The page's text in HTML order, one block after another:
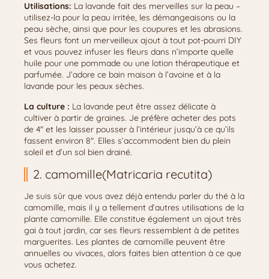
Utilisations: La lavande fait des merveilles sur la peau –
utilisez-la pour la peau irritée, les démangeaisons ou la
peau sèche, ainsi que pour les coupures et les abrasions.
Ses fleurs font un merveilleux ajout à tout pot-pourri DIY
et vous pouvez infuser les fleurs dans n’importe quelle
huile pour une pommade ou une lotion thérapeutique et
parfumée. J’adore ce bain maison à l’avoine et à la
lavande pour les peaux sèches.
La culture : La lavande peut être assez délicate à
cultiver à partir de graines. Je préfère acheter des pots
de 4″ et les laisser pousser à l’intérieur jusqu’à ce qu’ils
fassent environ 8″. Elles s’accommodent bien du plein
soleil et d’un sol bien drainé.
2. camomille(Matricaria recutita)
Je suis sûr que vous avez déjà entendu parler du thé à la
camomille, mais il y a tellement d’autres utilisations de la
plante camomille. Elle constitue également un ajout très
gai à tout jardin, car ses fleurs ressemblent à de petites
marguerites. Les plantes de camomille peuvent être
annuelles ou vivaces, alors faites bien attention à ce que
vous achetez.